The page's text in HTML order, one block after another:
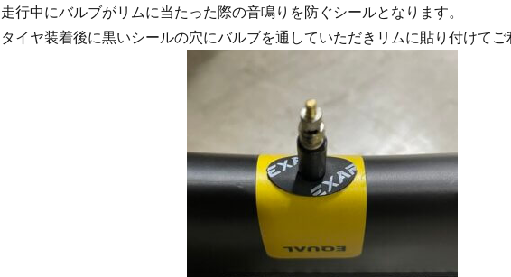
走行中にバルブがリムに当たった際の音鳴りを防ぐシールとなります。
タイヤ装着後に黒いシールの穴にバルブを通していただきリムに貼り付けて